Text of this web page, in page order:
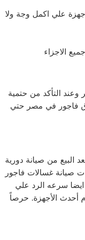
علي اكمل وجة ولا
التأكد من حتمية
فاجور في مصر حتي
البيع من صيانة دورية
بضمان ساري لمدة 5 سنوات علي جميع المنتجات خدمات صيانة غسالات فاجور
و ايضا سرعه الرد علي
أحدث الأجهزة. حرصاً